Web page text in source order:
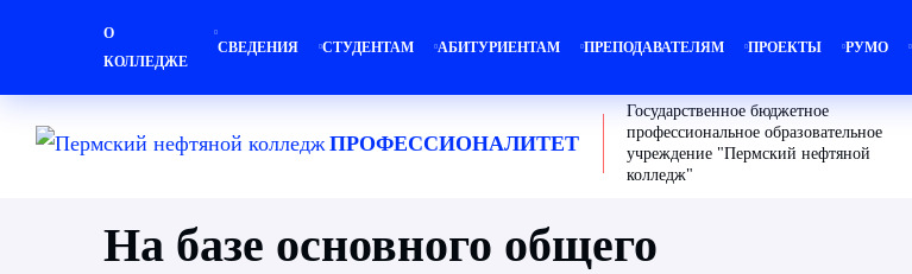
О
КОЛЛЕДЖЕ
СВЕДЕНИЯ СТУДЕНТАМ АБИТУРИЕНТАМ ПРЕПОДАВАТЕЛЯМ ПРОЕКТЫ РУМО
ПРОФЕССИОНАЛИТЕТ
Государственное бюджетное
профессиональное образовательное
учреждение "Пермский нефтяной
колледж"
На базе основного общего